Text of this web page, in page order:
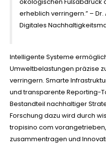
ökologischen Fußabdruck
erheblich verringern.” –
Digitales
Intelligente Systeme
Umweltbelastungen präzise
verringern. Smarte
und transparente Reporting-
Bestandteil nachhaltiger
Forschung dazu wird durch
tropisino com
zusammentragen und